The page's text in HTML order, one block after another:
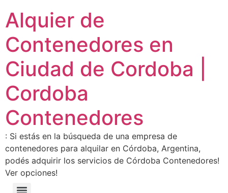
Alquier de
Contenedores en
Ciudad de Cordoba |
Cordoba
Contenedores
: Si estás en la búsqueda de una empresa de
contenedores para alquilar en Córdoba, Argentina,
podés adquirir los servicios de Córdoba Contenedores!
Ver opciones!